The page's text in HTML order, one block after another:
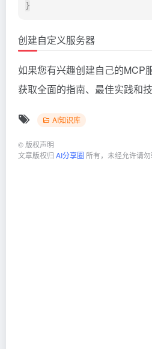
创建自定义服务器
如果您有兴趣创建自己的MCP
获取全面的指南、最佳实践和技
AI知识库
© 版权声明
文章版权归 AI分享圈 所有，未经允许请勿